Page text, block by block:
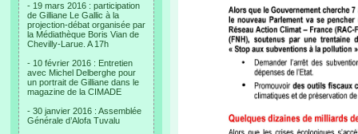
- 19 mars 2016 : participation
de Gilliane Le Gallic à la
projection-débat organisée par
la Médiathèque Boris Vian de
Chevilly-Larue. A 17h
- 10 février 2016 : Entretien
avec Michel Delberghe pour
un portrait de Gilliane dans le
magazine de la CIMADE
- 30 janvier 2016 : Assemblée
Générale d’Alofa Tuvalu